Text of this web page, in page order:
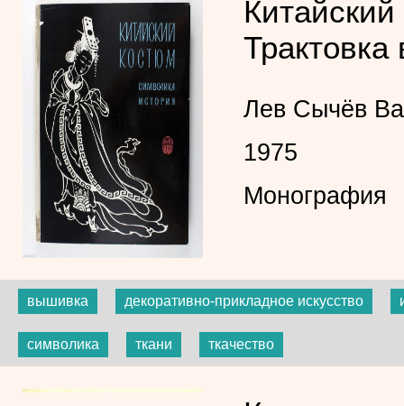
Трактовка
Лев Сычёв
1975
Монография
вышивка декоративно-прикладное искусство
символика ткани ткачество